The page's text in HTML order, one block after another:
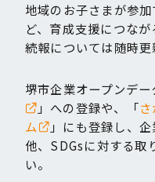
地域のお子さまが参
ど、育成支援につなが
続報については随時更
堺市企業オープンデ
」への登録や、「
ム
」にも登録し、 企
他、SDGsに対する取
い。